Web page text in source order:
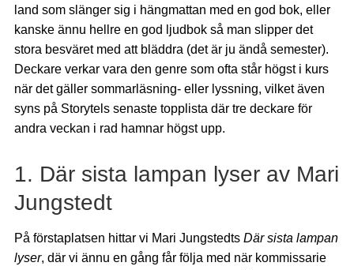
land som slänger sig i hängmattan med en god bok, eller
kanske ännu hellre en god ljudbok så man slipper det
stora besväret med att bläddra (det är ju ändå semester).
Deckare verkar vara den genre som ofta står högst i kurs
när det gäller sommarläsning- eller lyssning, vilket även
syns på Storytels senaste topplista där tre deckare för
andra veckan i rad hamnar högst upp.
1. Där sista lampan lyser av Mari
Jungstedt
På förstaplatsen hittar vi Mari Jungstedts Där sista lampan
lyser, där vi ännu en gång får följa med när kommissarie